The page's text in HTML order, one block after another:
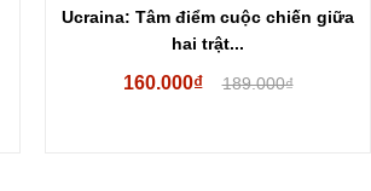
Ucraina: Tâm điểm cuộc chiến giữa
hai trật...
160.000₫ 189.000₫